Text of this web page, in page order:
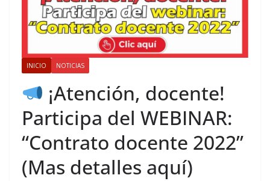
INICIO NOTICIAS
¡Atención, docente!
Participa del WEBINAR:
“Contrato docente 2022”
(Mas detalles aquí)